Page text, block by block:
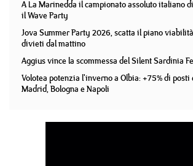
A La Marinedda il campionato assoluto italiano
il Wave Party
Jova Summer Party 2026, scatta il piano
divieti dal mattino
Aggius vince la scommessa del Silent Sardinia
Volotea potenzia l'inverno a Olbia: +75% di
Madrid, Bologna e Napoli